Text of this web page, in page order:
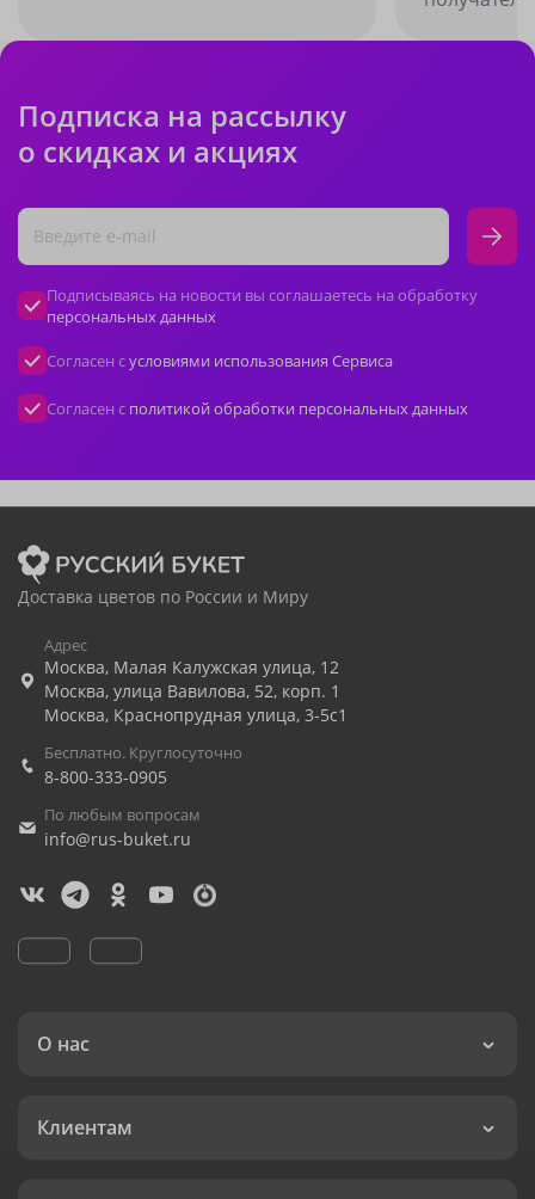
Подписка на рассылку
о скидках и акциях
Подписываясь на новости вы соглашаетесь на обработку
персональных данных
Согласен сусловиями использования Сервиса
Согласен с политикой обработки персональных данных
Доставка цветов по России и Миру
Адрес
Москва, Малая Калужская улица, 12
Москва, улица Вавилова, 52, корп. 1
Москва, Краснопрудная улица, 3-5с1
Бесплатно. Круглосуточно
8-800-333-0905
По любым вопросам
info@rus-buket.ru
О нас
Клиентам